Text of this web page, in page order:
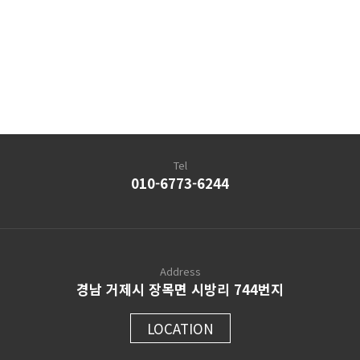
Tel
010-6773-6244
Address
경남 거제시 장목면 시방리 744번지
LOCATION